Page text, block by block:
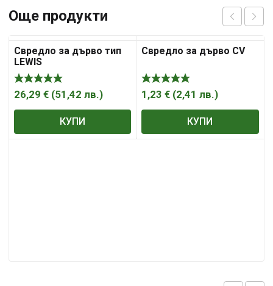
Още продукти
Свредло за дърво тип
LEWIS
26,29 € (51,42 лв.)
КУПИ
Свредло за дърво CV
1,23€ (2,41лв.)
КУПИ